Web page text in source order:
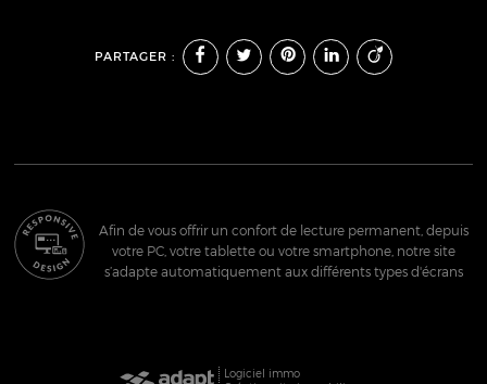
PARTAGER :
Afin de vous offrir un confort de lecture permanent, depuis
votre PC, votre tablette ou votre smartphone, notre site
s’adapte automatiquement aux différents types d'écrans
Logiciel immo